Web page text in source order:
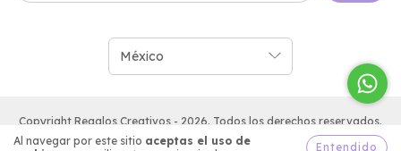
Al navegar por este sitio aceptas el uso de
Entendido
Copyright Regalos Creativos - 2026. Todos los derechos reservados.